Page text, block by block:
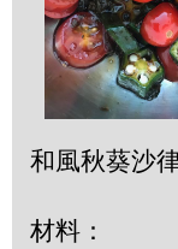
和風秋葵沙
材料：